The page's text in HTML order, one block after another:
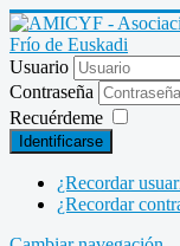
Usuario
Contraseña
Recuérdeme
Identificarse
¿Recordar
¿Recordar